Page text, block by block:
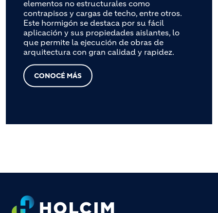
elementos no estructurales como
contrapisos y cargas de techo, entre otros.
Este hormigón se destaca por su fácil
aplicación y sus propiedades aislantes, lo
que permite la ejecución de obras de
arquitectura con gran calidad y rapidez.
CONOCÉ MÁS
Footer